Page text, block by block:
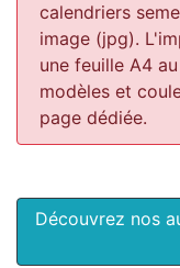
calendriers
image (jpg).
une feuille A4
modèles et
page dédiée.
Découvrez nos